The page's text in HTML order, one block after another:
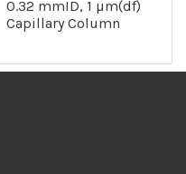
0.32 mmID, 1 µm(df)
Capillary Column